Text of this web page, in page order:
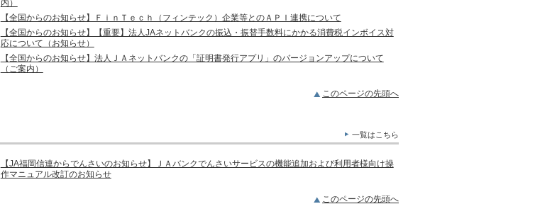
内）
【全国からのお知らせ】ＦｉｎＴｅｃｈ（フィンテック）企業等とのＡＰＩ連携について
【全国からのお知らせ】【重要】法人JAネットバンクの振込・振替手数料にかかる消費税インボイス対
応について（お知らせ）
【全国からのお知らせ】法人ＪＡネットバンクの「証明書発行アプリ」のバージョンアップについて
（ご案内）
このページの先頭へ
一覧はこちら
【JA福岡信連からでんさいのお知らせ】ＪＡバンクでんさいサービスの機能追加および利用者様向け操
作マニュアル改訂のお知らせ
このページの先頭へ